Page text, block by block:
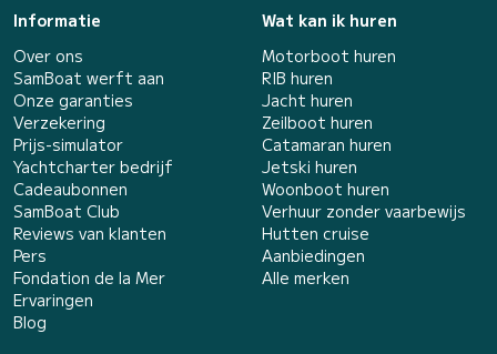
Informatie
Over ons
SamBoat werft aan
Onze garanties
Verzekering
Prijs-simulator
Yachtcharter bedrijf
Cadeaubonnen
SamBoat Club
Reviews van klanten
Pers
Fondation de la Mer
Ervaringen
Blog
Wat kan ik huren
Motorboot huren
RIB huren
Jacht huren
Zeilboot huren
Catamaran huren
Jetski huren
Woonboot huren
Verhuur zonder vaarbewijs
Hutten cruise
Aanbiedingen
Alle merken